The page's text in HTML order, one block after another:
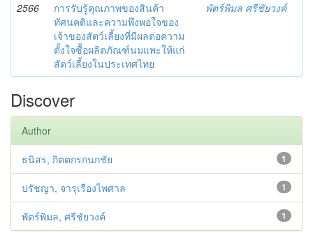
2566
การรับรู้คุณภาพของสินค้า
ทัศนคติและความพึงพอใจของ
เจ้าของสัตว์เลี้ยงที่มีผลต่อความ
ตั้งใจซื้อผลิตภัณฑ์นมแพะให้แก่
สัตว์เลี้ยงในประเทศไทย
พัตร์พิมล ศรีชัยวงค์
Discover
Author
1
ธนิสร, กิตตกรกนกชัย
1
ปรัชญา, จารุเรืองไพศาล
1
พัตร์พิมล, ศรีชัยวงค์